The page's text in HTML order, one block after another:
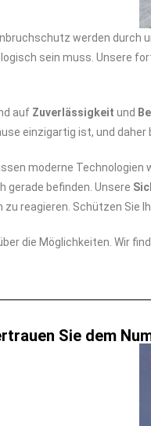
werden durch
sein muss. Unsere
auf Zuverlässigkeit und
einzigartig ist, und
moderne Technologien
gerade befinden. Unsere
zu reagieren. Schützen Sie
die Möglichkeiten. Wir
Sie dem